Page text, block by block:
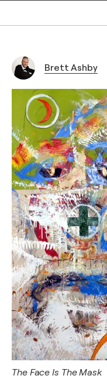
Brett Ashby
The Face Is The Mask